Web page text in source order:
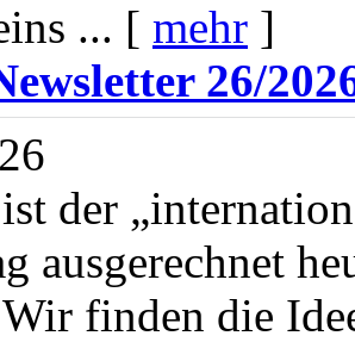
... [ mehr ]
26/
der
ausgerechnet
finden die